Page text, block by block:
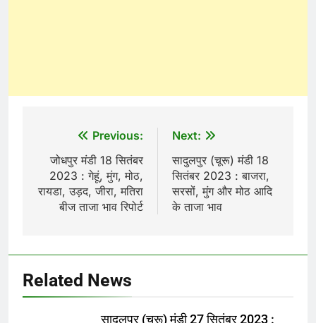
navigation
Previous:
जोधपुर मंडी 18 सितंबर
2023 : गेहूं, मुंग, मोठ,
रायडा, उड़द, जीरा, मतिरा
बीज ताजा भाव रिपोर्ट
Next:
सादुलपुर (चूरू) मंडी 18
सितंबर 2023 : बाजरा,
सरसों, मुंग और मोठ आदि
के ताजा भाव
Related News
सादुलपुर (चूरू) मंडी 27 सितंबर 2023 :